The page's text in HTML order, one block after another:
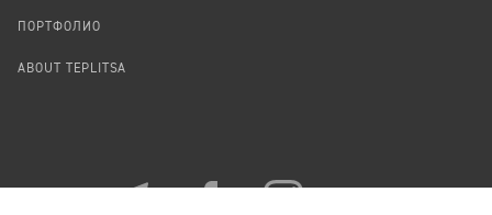
ПОРТФОЛИО
ABOUT TEPLITSA